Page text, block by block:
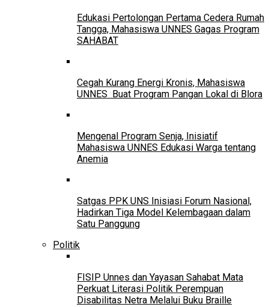
Edukasi Pertolongan Pertama Cedera Rumah
Tangga, Mahasiswa UNNES Gagas Program
SAHABAT
Cegah Kurang Energi Kronis, Mahasiswa
UNNES Buat Program Pangan Lokal di Blora
Mengenal Program Senja, Inisiatif
Mahasiswa UNNES Edukasi Warga tentang
Anemia
Satgas PPK UNS Inisiasi Forum Nasional,
Hadirkan Tiga Model Kelembagaan dalam
Satu Panggung
Politik
FISIP Unnes dan Yayasan Sahabat Mata
Perkuat Literasi Politik Perempuan
Disabilitas Netra Melalui Buku Braille